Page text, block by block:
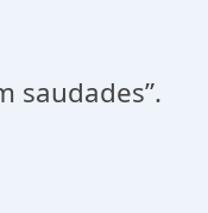
saudades”.